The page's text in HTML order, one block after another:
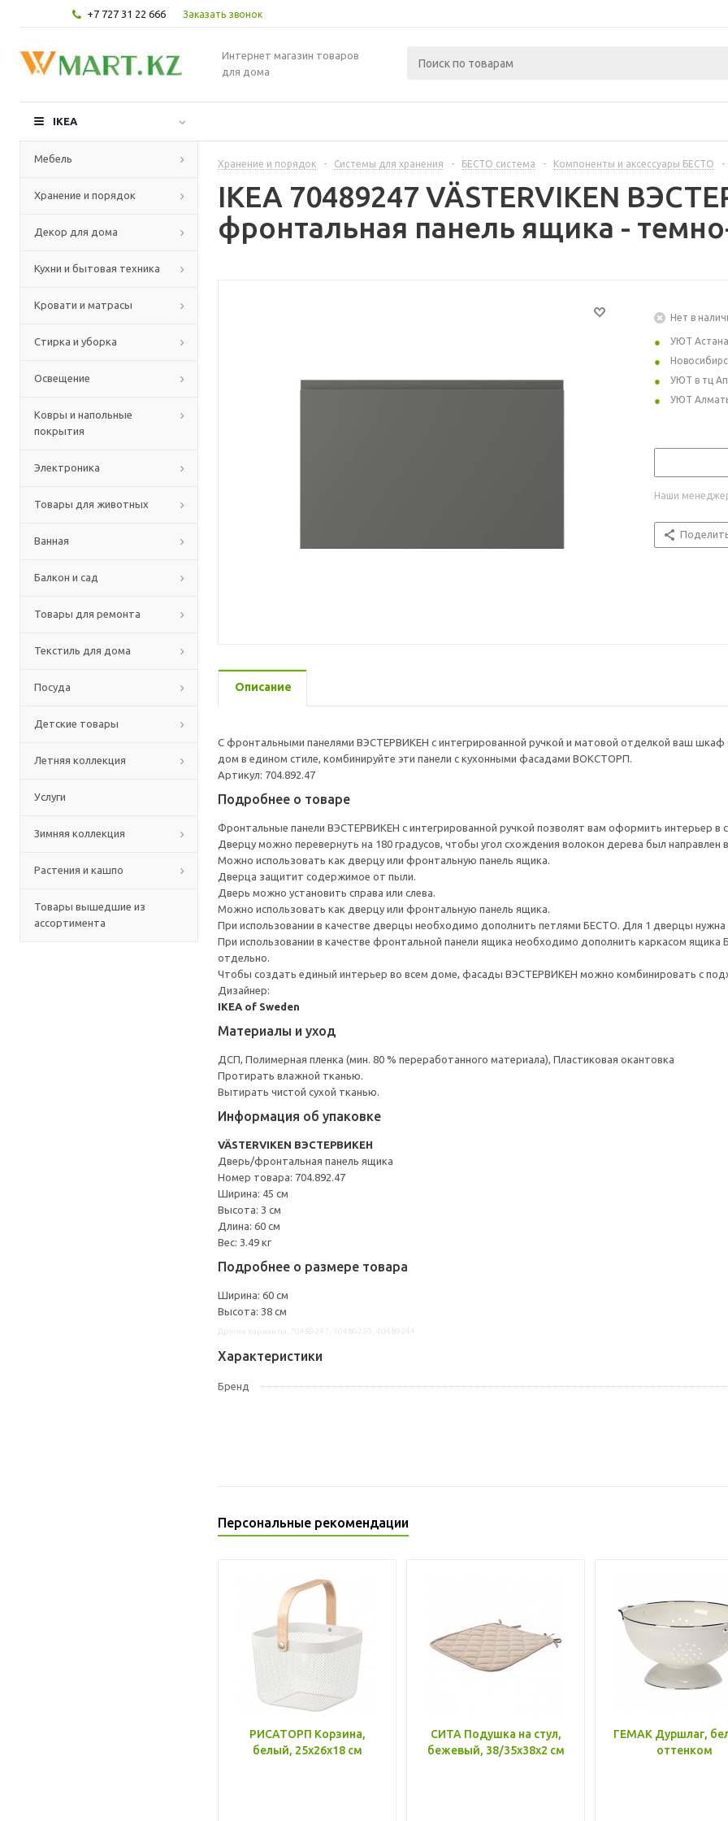
+7 727 31 22 666 Заказать звонок
Интернет магазин товаров
для дома
IKEA
Мебель
Хранение и порядок
Декор для дома
Кухни и бытовая техника
Кровати и матрасы
Стирка и уборка
Освещение
Ковры и напольные
покрытия
Электроника
Товары для животных
Ванная
Балкон и сад
Товары для ремонта
Текстиль для дома
Посуда
Детские товары
Летняя коллекция
Услуги
Зимняя коллекция
Растения и кашпо
Товары вышедшие из
ассортимента
Хранение и порядок - Системы для хранения - БЕСТО система - Компоненты и аксессуары БЕСТО -
IKEA 70489247 VÄSTERVIKEN
фронтальная панель ящика -
Нет в
УЮТ Астана
УЮТ в тц
УЮТ
Наши
Описание
С фронтальными панелями ВЭСТЕРВИКЕН с интегрированной ручкой и матовой отделкой ваш
дом в едином стиле, комбинируйте эти панели с кухонными фасадами ВОКСТОРП.
Артикул: 704.892.47
Подробнее о товаре
Фронтальные панели ВЭСТЕРВИКЕН с интегрированной ручкой позволят вам оформить интерьер в
Дверцу можно перевернуть на 180 градусов, чтобы угол схождения волокон дерева был направлен
Можно использовать как дверцу или фронтальную панель ящика.
Дверца защитит содержимое от пыли.
Дверь можно установить справа или слева.
Можно использовать как дверцу или фронтальную панель ящика.
При использовании в качестве дверцы необходимо дополнить петлями БЕСТО. Для 1 дверцы
При использовании в качестве фронтальной панели ящика необходимо дополнить каркасом
отдельно.
Чтобы создать единый интерьер во всем доме, фасады ВЭСТЕРВИКЕН можно комбинировать с
Дизайнер:
IKEA of Sweden
Материалы и уход
ДСП, Полимерная пленка (мин. 80 % переработанного материала), Пластиковая окантовка
Протирать влажной тканью.
Вытирать чистой сухой тканью.
Информация об упаковке
VÄSTERVIKEN ВЭСТЕРВИКЕН
Дверь/фронтальная панель ящика
Номер товара: 704.892.47
Ширина: 45 см
Высота: 3 см
Длина: 60 см
Вес: 3.49 кг
Подробнее о размере товара
Ширина: 60 см
Высота: 38 см
Характеристики
Бренд
Персональные рекомендации
РИСАТОРП Корзина,
белый, 25x26x18 см
СИТА Подушка на стул,
бежевый, 38/35x38x2 см
ГЕМАК Дуршлаг,
оттенком